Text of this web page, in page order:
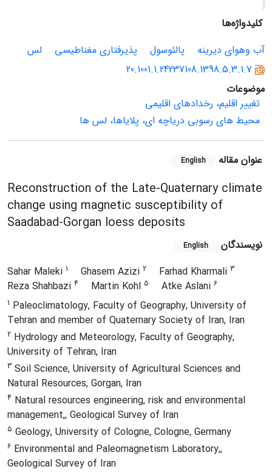
کلیدواژه‌ها
آب وهوای دیرینه
پالئوسول پذیرفتاری مغناطیسی
لس
20.1001.1.24237108.1398.5.3.1.7
موضوعات
تغییر اقلیم، رخدادهای اقلیمی
محیط های رسوبی دریاچه ای، پلایاها، لس ها
عنوان مقاله English
Reconstruction of the Late-Quaternary climate
change using magnetic susceptibility of
Saadabad-Gorgan loess deposits
نویسندگان English
Sahar Maleki 1 Ghasem Azizi 2 Farhad Kharmali 3
Reza Shahbazi 4 Martin Kohl 5 Atke Aslani 6
1 Paleoclimatology, Faculty of Geography, University of
Tehran and member of Quaternary Society of Iran, Iran
2 Hydrology and Meteorology, Faculty of Geography,
University of Tehran, Iran
3 Soil Science, University of Agricultural Sciences and
Natural Resources, Gorgan, Iran
4 Natural resources engineering, risk and environmental
management,, Geological Survey of Iran
5 Geology, University of Cologne, Cologne, Germany
6 Environmental and Paleomagnetism Laboratory,,
Geological Survey of Iran